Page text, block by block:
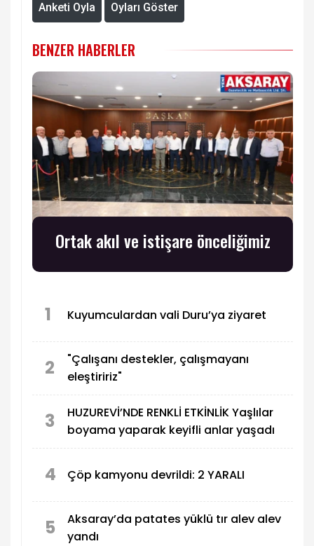
Anketi Oyla Oyları Göster
BENZER HABERLER
Ortak akıl ve istişare önceliğimiz
1 Kuyumculardan vali Duru’ya ziyaret
2
"Çalışanı destekler, çalışmayanı
eleştiririz"
3
HUZUREVİ’NDE RENKLİ ETKİNLİK Yaşlılar
boyama yaparak keyifli anlar yaşadı
4 Çöp kamyonu devrildi: 2 YARALI
5
Aksaray’da patates yüklü tır alev alev
yandı